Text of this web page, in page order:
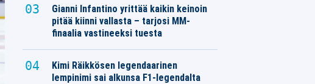
Gianni Infantino yrittää kaikin keinoin
pitää kiinni vallasta – tarjosi MM-
finaalia vastineeksi tuesta
Kimi Räikkösen legendaarinen
lempinimi sai alkunsa F1-legendalta